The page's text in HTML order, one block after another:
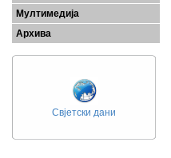
Мултимедија
Архива
Свјетски дани